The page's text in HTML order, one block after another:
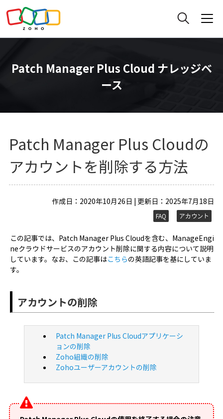
Patch Manager Plus Cloud ナレッジベ
ース
Patch Manager Plus Cloudの
アカウントを削除する方法
作成日：2020年10月26日 | 更新日：2025年7月18日
FAQ アカウント
この記事では、Patch Manager Plus Cloudを含む、ManageEngi
neクラウドサービスのアカウント削除に関する内容について説明
しています。なお、この記事はこちらの英語記事を基にしていま
す。
アカウントの削除
Patch Manager Plus Cloudアプリケーシ
ョンの削除
Zoho組織の削除
Zohoユーザーアカウントの削除